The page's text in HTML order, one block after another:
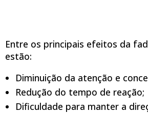
Entre os principais efeitos da
estão:
Diminuição da atenção e
Redução do tempo de reação;
Dificuldade para manter a